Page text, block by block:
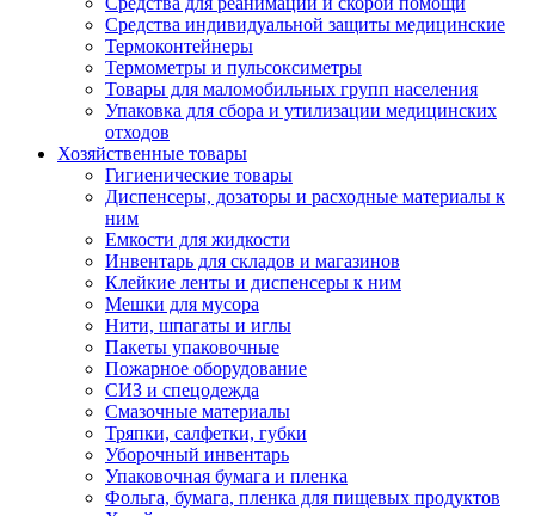
Средства индивидуальной защиты медицинские
Термоконтейнеры
Термометры и пульсоксиметры
Товары для маломобильных групп населения
Упаковка для сбора и утилизации медицинских
отходов
Хозяйственные товары
Гигиенические товары
Диспенсеры, дозаторы и расходные материалы к
ним
Емкости для жидкости
Инвентарь для складов и магазинов
Клейкие ленты и диспенсеры к ним
Мешки для мусора
Нити, шпагаты и иглы
Пакеты упаковочные
Пожарное оборудование
СИЗ и спецодежда
Смазочные материалы
Тряпки, салфетки, губки
Уборочный инвентарь
Упаковочная бумага и пленка
Фольга, бумага, пленка для пищевых продуктов